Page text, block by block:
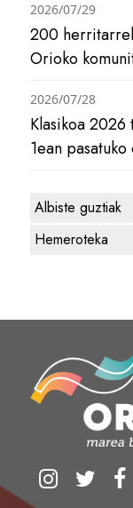
200
Orioko
2026/07/29
Klasikoa
1ean
2026/07/28
Albiste guztiak
Hemeroteka